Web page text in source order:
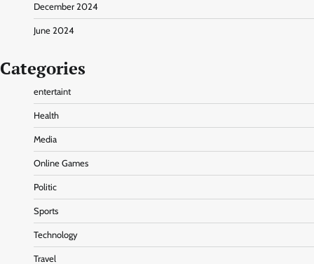
December 2024
June 2024
Categories
entertaint
Health
Media
Online Games
Politic
Sports
Technology
Travel